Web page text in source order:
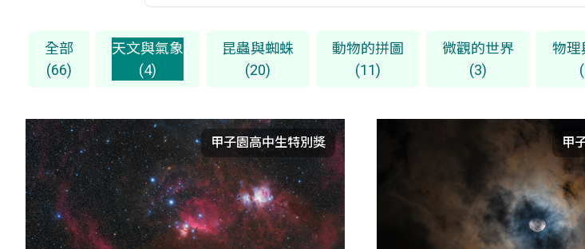
全部
(66)
天文與氣象
(4)
昆蟲與蜘蛛
(20)
動物的拼圖
(11)
微觀的世界
(3)
物理
甲子園高中生特別獎 甲